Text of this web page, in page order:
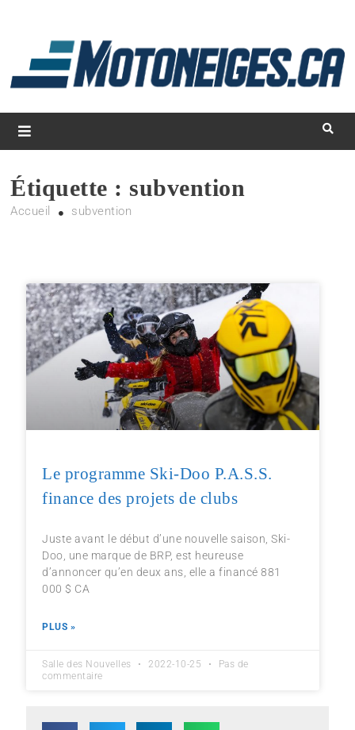
Magazine Motoneiges.ca
Étiquette : subvention
Accueil subvention
Le programme Ski-Doo P.A.S.S.
finance des projets de clubs
Juste avant le début d’une nouvelle saison, Ski-
Doo, une marque de BRP, est heureuse
d’annoncer qu’en deux ans, elle a financé 881
000 $ CA
PLUS »
Salle des Nouvelles 2022-10-25
Pas de
commentaire